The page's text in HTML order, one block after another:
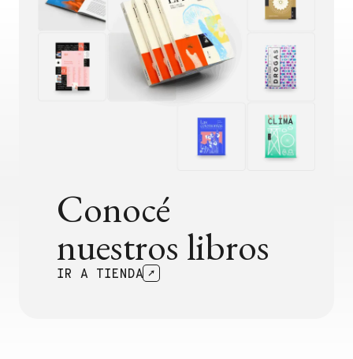
Conocé
nuestros libros
IR A TIENDA